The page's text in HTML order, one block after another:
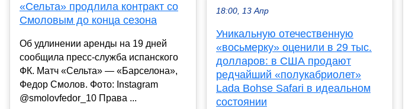
«Сельта» продлила контракт со
Смоловым до конца сезона
Об удлинении аренды на 19 дней
сообщила пресс-служба испанского
ФК. Матч «Сельта» — «Барселона»,
Федор Смолов. Фото: Instagram
@smolovfedor_10 Права ...
18:00, 13 Апр
Уникальную отечественную
«восьмерку» оценили в 29 тыс.
долларов: в США продают
редчайший «полукабриолет»
Lada Bohse Safari в идеальном
состоянии